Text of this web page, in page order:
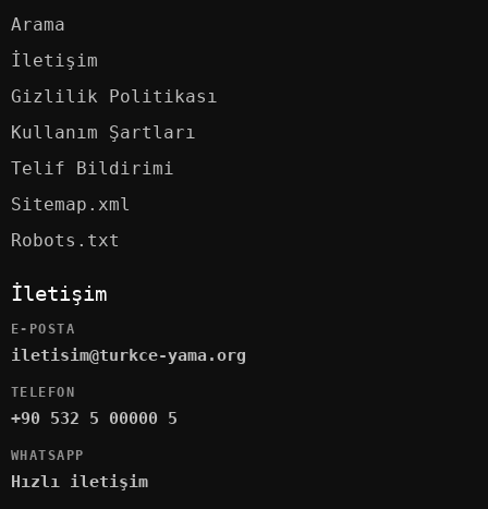
Arama
İletişim
Gizlilik Politikası
Kullanım Şartları
Telif Bildirimi
Sitemap.xml
Robots.txt
İletişim
E-POSTA
iletisim@turkce-yama.org
TELEFON
+90 532 5 00000 5
WHATSAPP
Hızlı iletişim